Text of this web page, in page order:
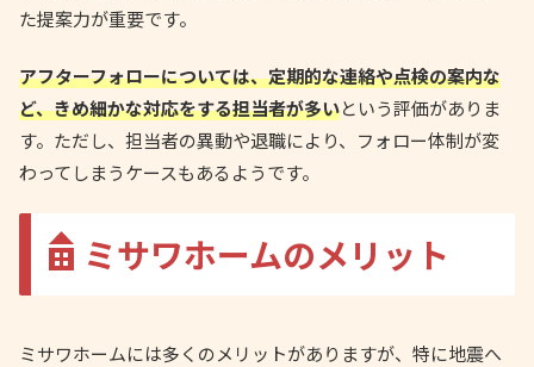
た提案力が重要です。
アフターフォローについては、定期的な連絡や点検の案内な
ど、きめ細かな対応をする担当者が多いという評価がありま
す。ただし、担当者の異動や退職により、フォロー体制が変
わってしまうケースもあるようです。
ミサワホームのメリット
ミサワホームには多くのメリットがありますが、特に地震へ